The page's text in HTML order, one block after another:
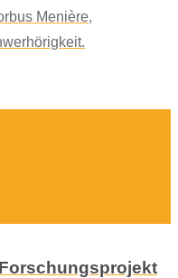
Menière,